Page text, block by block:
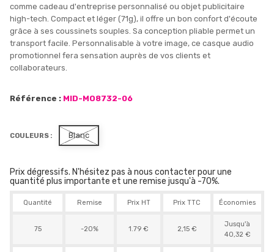
comme cadeau d'entreprise personnalisé ou objet publicitaire
high-tech. Compact et léger (71g), il offre un bon confort d'écoute
grâce à ses coussinets souples. Sa conception pliable permet un
transport facile. Personnalisable à votre image, ce casque audio
promotionnel fera sensation auprès de vos clients et
collaborateurs.
Référence : MID-MO8732-06
COULEURS : Blanc
Prix dégressifs. N'hésitez pas à nous contacter pour une
quantité plus importante et une remise jusqu'à -70%.
Quantité Remise Prix HT Prix TTC Économies
75 -20% 1.79 € 2,15 €
Jusqu'à
40,32 €